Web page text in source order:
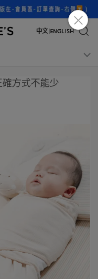
中文|ENGLISH
方式不能少